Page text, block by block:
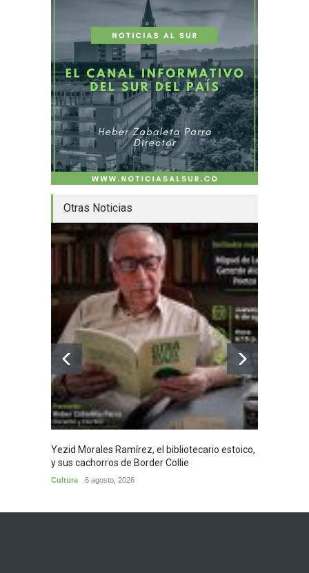
Otras Noticias
Yezid Morales Ramírez, el bibliotecario estoico,
y sus cachorros de Border Collie
Cultura 6 agosto, 2026